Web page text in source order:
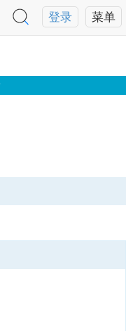
菜单
登录